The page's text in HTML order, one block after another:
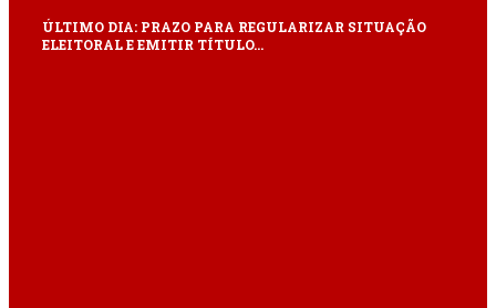
ÚLTIMO DIA: PRAZO PARA REGULARIZAR SITUAÇÃO
ELEITORAL E EMITIR TÍTULO…